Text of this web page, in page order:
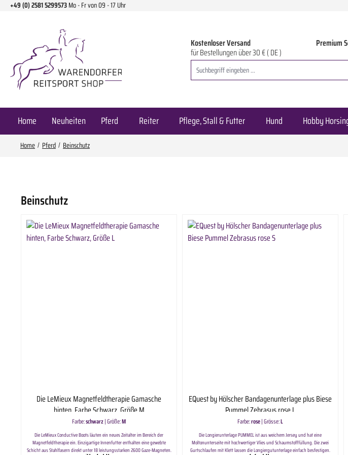
Hauptinhalt springen
Zur Suche springen
Zur Hauptnavigation springen
+49 (0) 2581 5299573Mo - Fr von 09 - 17 Uhr
Kostenloser Versand
für Bestellungen über 30 € ( DE )
Premium
Home Neuheiten Pferd Reiter Pflege, Stall & Futter Hund Hobby
Home Pferd Beinschutz
Beinschutz
Die LeMieux Magnetfeldtherapie Gamasche
hinten, Farbe Schwarz, Größe M
Farbe:schwarz|Größe:M
Die LeMieux Conductive Boots läuten ein neues Zeitalter im Bereich der
Magnetfeldtherapie ein. Einzigartige Innenfutter enthalten eine gewebte
Schicht aus Stahlfasern direkt unter 18 leistungsstarken 2600 Gaze-Magneten.
EQuest by Hölscher Bandagenunterlage plus Biese
Pummel Zebrasus rose L
Farbe:rose|Grösse:L
Die Longierunterlage PUMMEL ist aus weichem Jersey und hat eine
Moltonunterseite mit hochwertiger Vlies und Schaumstofffüllung. Die zwei
Gurtschlaufen mit Klett lassen die Longiergutunterlage einfach besfestigen.